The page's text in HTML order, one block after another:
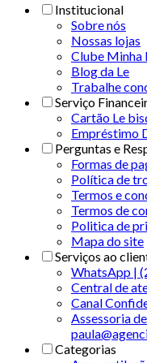
Institucional
Sobre nós
Nossas lojas
Clube Minha
Blog da Le
Trabalhe
Serviço
Cartão Le
Empréstimo
Perguntas e
Formas de
Política de
Termos e
Termos de
Politica de
Mapa do site
Serviços ao
WhatsApp |
Central de
Canal
Assessoria
Categorias